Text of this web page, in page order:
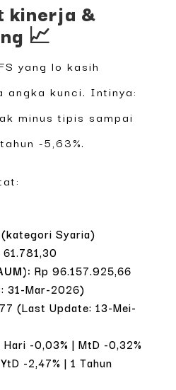
kinerja &
📈
yang lo kasih
angka kunci. Intinya:
minus tipis sampai
-5,63%.
Syaria)
61.781,30
Rp 96.157.925,66
31-Mar-2026)
(Last Update: 13-Mei-
Hari -0,03% | MtD -0,32%
-2,47% | 1 Tahun